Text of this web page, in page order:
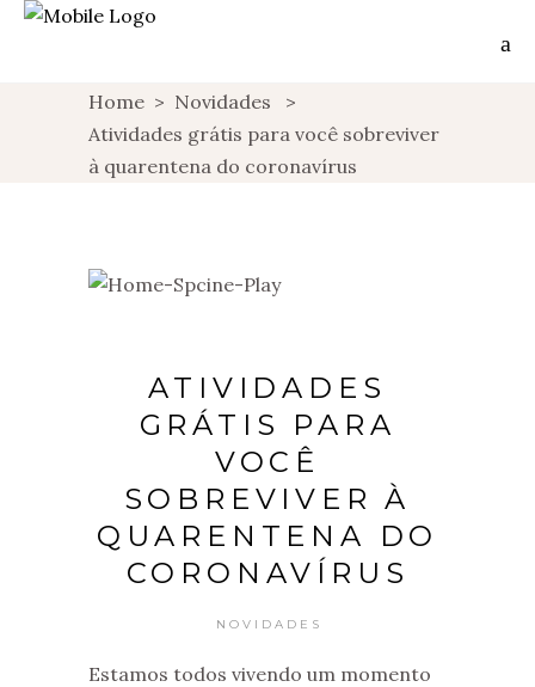
Home > Novidades
>
Atividades grátis para você sobreviver
à quarentena do coronavírus
ATIVIDADES
GRÁTIS PARA
VOCÊ
SOBREVIVER À
QUARENTENA DO
CORONAVÍRUS
NOVIDADES
Estamos todos vivendo um momento